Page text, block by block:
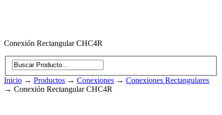
Conexión Rectangular CHC4R
Inicio → Productos → Conexiones → Conexiones Rectangulares
→ Conexión Rectangular CHC4R